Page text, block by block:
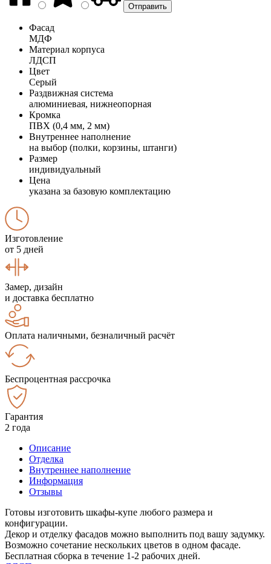
Фасад
МДФ
Материал корпуса
ЛДСП
Цвет
Серый
Раздвижная система
алюминиевая, нижнеопорная
Кромка
ПВХ (0,4 мм, 2 мм)
Внутреннее наполнение
на выбор (полки, корзины, штанги)
Размер
индивидуальный
Цена
указана за базовую комплектацию
Изготовление
от 5 дней
Замер, дизайн
и доставка бесплатно
Оплата наличными, безналичный расчёт
Беспроцентная рассрочка
Гарантия
2 года
Описание
Отделка
Внутреннее наполнение
Информация
Отзывы
Готовы изготовить шкафы-купе любого размера и
конфигурации.
Декор и отделку фасадов можно выполнить под вашу задумку.
Возможно сочетание нескольких цветов в одном фасаде.
Бесплатная сборка в течение 1-2 рабочих дней.